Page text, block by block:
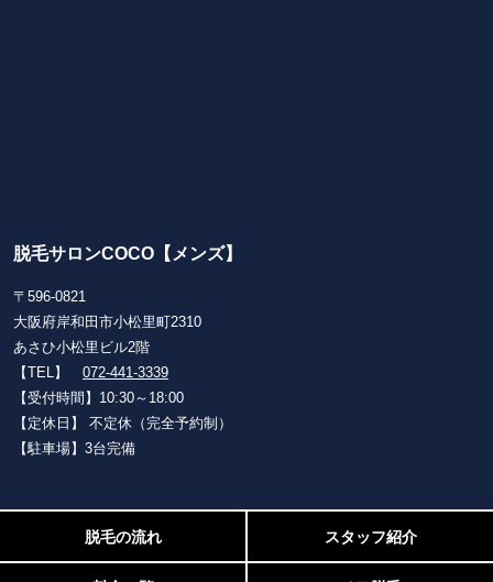
脱毛サロンCOCO【メンズ】
〒596-0821
大阪府岸和田市小松里町2310
あさひ小松里ビル2階
【TEL】 072-441-3339
【受付時間】10:30～18:00
【定休日】 不定休（完全予約制）
【駐車場】3台完備
脱毛の流れ スタッフ紹介